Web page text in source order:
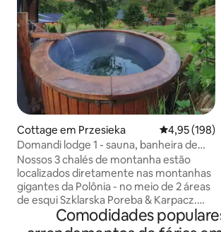
Cottage em Przesieka
4,95 (198)
Domandi lodge 1 - sauna, banheira de
hidromassagem, terraço, natureza
Nossos 3 chalés de montanha estão
localizados diretamente nas montanhas
gigantes da Polônia - no meio de 2 áreas
de esqui Szklarska Poreba & Karpacz.
Perfeito para caminhadas, esportes de
inverno e fãs da natureza. Para isso,
Comodidades